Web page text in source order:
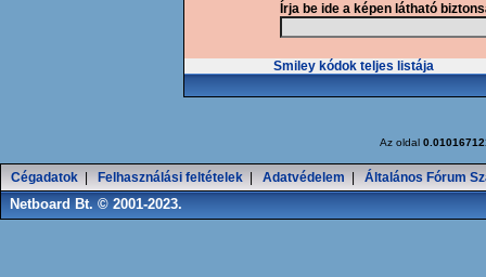
Írja be ide a képen látható
Smiley kódok teljes listája
Az oldal
Cégadatok Felhasználási feltételek Adatvédelem Általános Fórum
Netboard Bt. © 2001-2023.